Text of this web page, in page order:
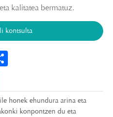
kalitatea bermatuz.
kontsulta
honek ehundura arina eta
konpontzen du eta